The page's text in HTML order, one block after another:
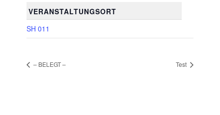
VERANSTALTUNGSORT
SH 011
– BELEGT – Test